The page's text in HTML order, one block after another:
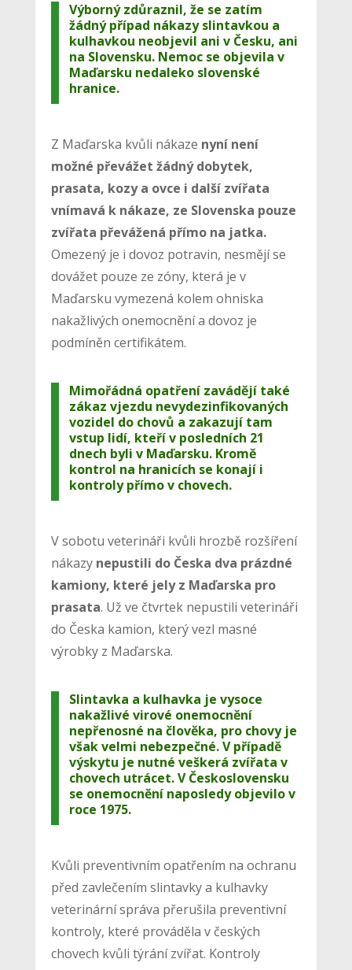
Výborný zdůraznil, že se zatím
žádný případ nákazy slintavkou a
kulhavkou neobjevil ani v Česku, ani
na Slovensku. Nemoc se objevila v
Maďarsku nedaleko slovenské
hranice.
Z Maďarska kvůli nákaze nyní není
možné převážet žádný dobytek,
prasata, kozy a ovce i další zvířata
vnímavá k nákaze, ze Slovenska pouze
zvířata převážená přímo na jatka.
Omezený je i dovoz potravin, nesmějí se
dovážet pouze ze zóny, která je v
Maďarsku vymezená kolem ohniska
nakažlivých onemocnění a dovoz je
podmíněn certifikátem.
Mimořádná opatření zavádějí také
zákaz vjezdu nevydezinfikovaných
vozidel do chovů a zakazují tam
vstup lidí, kteří v posledních 21
dnech byli v Maďarsku. Kromě
kontrol na hranicích se konají i
kontroly přímo v chovech.
V sobotu veterináři kvůli hrozbě rozšíření
nákazy nepustili do Česka dva prázdné
kamiony, které jely z Maďarska pro
prasata. Už ve čtvrtek nepustili veterináři
do Česka kamion, který vezl masné
výrobky z Maďarska.
Slintavka a kulhavka je vysoce
nakažlivé virové onemocnění
nepřenosné na člověka, pro chovy je
však velmi nebezpečné. V případě
výskytu je nutné veškerá zvířata v
chovech utrácet. V Československu
se onemocnění naposledy objevilo v
roce 1975.
Kvůli preventivním opatřením na ochranu
před zavlečením slintavky a kulhavky
veterinární správa přerušila preventivní
kontroly, které prováděla v českých
chovech kvůli týrání zvířat. Kontroly